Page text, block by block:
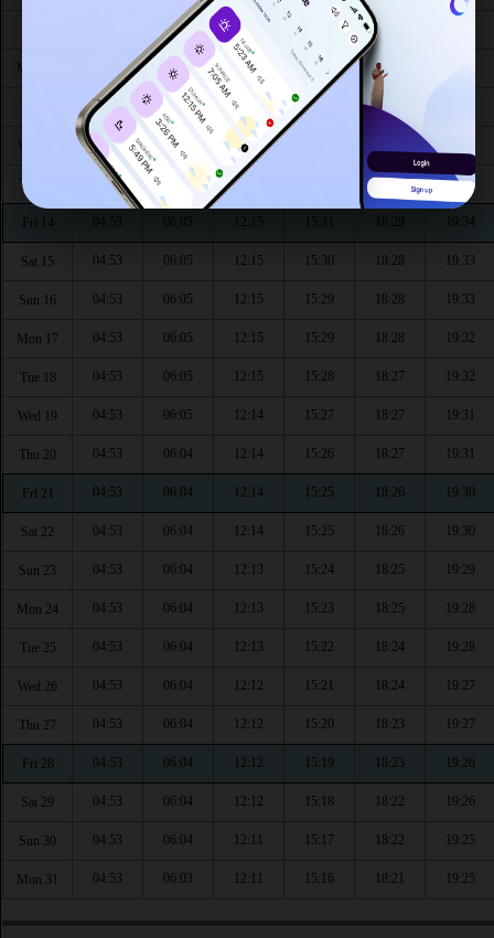
06:05 12:16 18:30
Mon 10 06:05 12:16 15:33 18:30
04:52 06:05 12:16 15:33 18:30
Wed 12 04:53 06:05 12:16
Thu 13 04:53 06:05 12:16 18:29 19:34
Fri 14 04:53 06:05 12:15 15:31 18:29 19:34
Sat 15 04:53 06:05 12:15 15:30 18:28 19:33
Sun 16 04:53 06:05 12:15 15:29 18:28 19:33
Mon 17 04:53 06:05 12:15 15:29 18:28 19:32
Tue 18 04:53 06:05 12:15 15:28 18:27 19:32
Wed 19 04:53 06:05 12:14 15:27 18:27 19:31
Thu 20 04:53 06:04 12:14 15:26 18:27 19:31
Fri 21 04:53 06:04 12:14 15:25 18:26 19:30
Sat 22 04:53 06:04 12:14 15:25 18:26 19:30
Sun 23 04:53 06:04 12:13 15:24 18:25 19:29
Mon 24 04:53 06:04 12:13 15:23 18:25 19:28
Tue 25 04:53 06:04 12:13 15:22 18:24 19:28
Wed 26 04:53 06:04 12:12 15:21 18:24 19:27
Thu 27 04:53 06:04 12:12 15:20 18:23 19:27
Fri 28 04:53 06:04 12:12 15:19 18:23 19:26
Sat 29 04:53 06:04 12:12 15:18 18:22 19:26
Sun 30 04:53 06:04 12:11 15:17 18:22 19:25
Mon 31 04:53 06:03 12:11 15:16 18:21 19:25